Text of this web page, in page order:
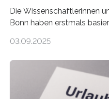
Die Wissenschaftlerinnen
Bonn haben erstmals
Landkreise mit den meisten
ist demnach Berlin.
der Freiberuflerinnen, so
Berlin starteten in 2024 die
03.09.2025